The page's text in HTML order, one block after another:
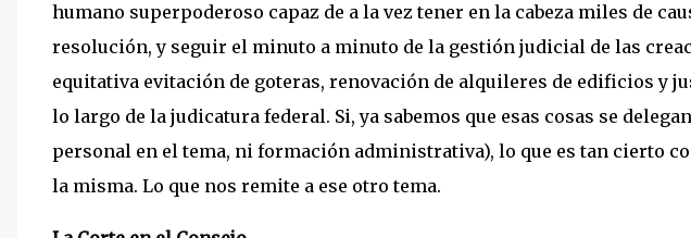
humano superpoderoso capaz de a la vez tener en la cabeza miles de
resolución, y seguir el minuto a minuto de la gestión judicial de las
equitativa evitación de goteras, renovación de alquileres de edificios y
lo largo de la judicatura federal. Si, ya sabemos que esas cosas se
personal en el tema, ni formación administrativa), lo que es tan cierto
la misma. Lo que nos remite a ese otro tema.